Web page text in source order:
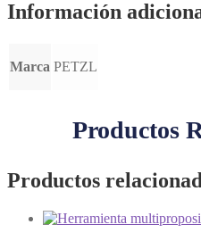
Información
Marca PETZL
Productos
Productos